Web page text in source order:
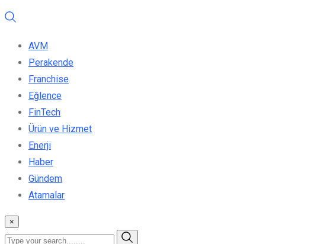
AVM
Perakende
Franchise
Eğlence
FinTech
Ürün ve Hizmet
Enerji
Haber
Gündem
Atamalar
×